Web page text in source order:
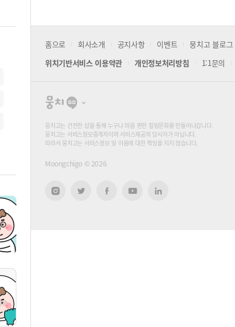
홈으로 회사소개 공지사항 이벤트 뭉치고 블로그
위치기반서비스 이용약관
개인정보처리방침 1:1문의
뭉
고
뭉치고는 건전한 샵을 통해 누구나 마음 편한 힐링문화를 만들어나갑니다.
뭉치고는 서비스정보중개자이며 서비스제공의 당사자가 아닙니다.
따라서 뭉치고는 서비스정보 및 이용에 대한 책임을 지지 않습니다.
Moongchigo © 2026